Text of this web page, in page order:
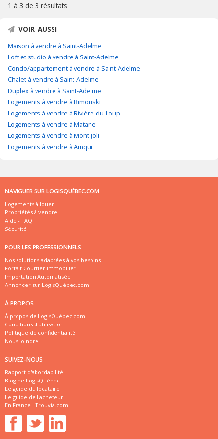
1 à 3 de 3 résultats
VOIR AUSSI
Maison à vendre à Saint-Adelme
Loft et studio à vendre à Saint-Adelme
Condo/appartement à vendre à Saint-Adelme
Chalet à vendre à Saint-Adelme
Duplex à vendre à Saint-Adelme
Logements à vendre à Rimouski
Logements à vendre à Rivière-du-Loup
Logements à vendre à Matane
Logements à vendre à Mont-Joli
Logements à vendre à Amqui
NAVIGUER SUR LOGISQUÉBEC.COM
Logements à louer
Propriétés à vendre
Aide - FAQ
Sécurité
POUR LES PROFESSIONNELS
Nos solutions adaptées à vos besoins
Forfait Courtier Immobilier
Importation Automatisée
Annoncer sur LogisQuébec.com
À PROPOS
À propos de LogisQuébec.com
Conditions d'utilisation
Politique de confidentialité
Nous joindre
SUIVEZ-NOUS
Rapport d'abordabilité
Blog de LogisQuébec
Le guide du locataire
Le guide de l'acheteur
En France : Trouvia.com